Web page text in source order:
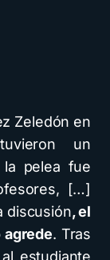
Zeledón en
un
pelea fue
[…]
discusión, el
. Tras
estudiante